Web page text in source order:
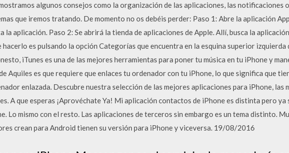
algunos consejos como la organización de las aplicaciones, las notificaciones
que iremos tratando. De momento no os debéis perder: Paso 1: Abre la aplicación
la aplicación. Paso 2: Se abrirá la tienda de aplicaciones de Apple. Allí, busca la
es pulsando la opción Categorías que encuentra en la esquina superior izquierda
iTunes es una de las mejores herramientas para poner tu música en tu iPhone y
Aquiles es que requiere que enlaces tu ordenador con tu iPhone, lo que significa que
enlazada. Descubre nuestra selección de las mejores aplicaciones para iPhone, las
A que esperas ¡Aprovéchate Ya! Mi aplicación contactos de iPhone es distinta pero ya
Lo mismo con el resto. Las aplicaciones de terceros sin embargo es un tema distinto.
crean para Android tienen su versión para iPhone y viceversa. 19/08/2016